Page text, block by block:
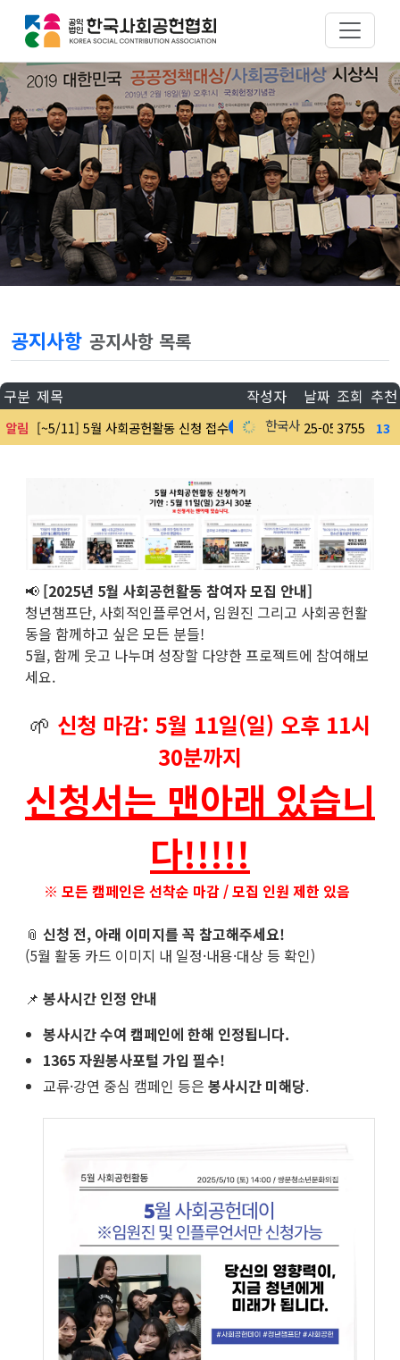
공지사항 공지사항 목록
구분 제목 작성자 날짜 조회 추천
알림 [~5/11] 5월 사회공헌활동 신청 접수 한국사회공헌협회
25-05-08
3755 13
📢 [2025년 5월 사회공헌활동 참여자 모집 안내]
청년챔프단, 사회적인플루언서, 임원진 그리고 사회공헌활
동을 함께하고 싶은 모든 분들!
5월, 함께 웃고 나누며 성장할 다양한 프로젝트에 참여해보
세요.
🌱 신청 마감: 5월 11일(일) 오후 11시
30분까지
신청서는 맨아래 있습니
다!!!!!
※ 모든 캠페인은 선착순 마감 / 모집 인원 제한 있음
📎 신청 전, 아래 이미지를 꼭 참고해주세요!
(5월 활동 카드 이미지 내 일정·내용·대상 등 확인)
📌 봉사시간 인정 안내
봉사시간 수여 캠페인에 한해 인정됩니다.
1365 자원봉사포털 가입 필수!
교류·강연 중심 캠페인 등은 봉사시간 미해당.